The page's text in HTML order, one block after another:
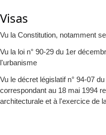
Visas
Vu la Constitution, notamment
Vu la loi n° 90-29 du 1er
l'urbanisme
Vu le décret législatif n° 94-07
correspondant au 18 mai 1994
architecturale et à l'exercice de